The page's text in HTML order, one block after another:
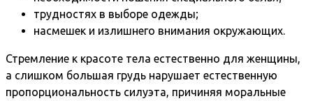
трудностях в выборе одежды;
насмешек и излишнего внимания окружающих.
Стремление к красоте тела естественно для женщины,
а слишком большая грудь нарушает естественную
пропорциональность силуэта, причиняя моральные